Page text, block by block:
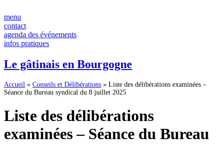
au
contenu
menu
contact
agenda des événements
infos pratiques
Le gâtinais en Bourgogne
Accueil » Conseils et Délibérations » Liste des délibérations examinées –
Séance du Bureau syndical du 8 juillet 2025
Liste des délibérations
examinées – Séance du Bureau